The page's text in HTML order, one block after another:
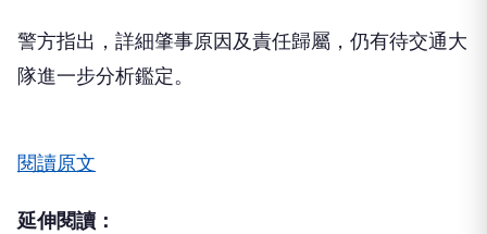
警方指出，詳細肇事原因及責任歸屬，仍有待交通大
隊進一步分析鑑定。
閱讀原文
延伸閱讀：